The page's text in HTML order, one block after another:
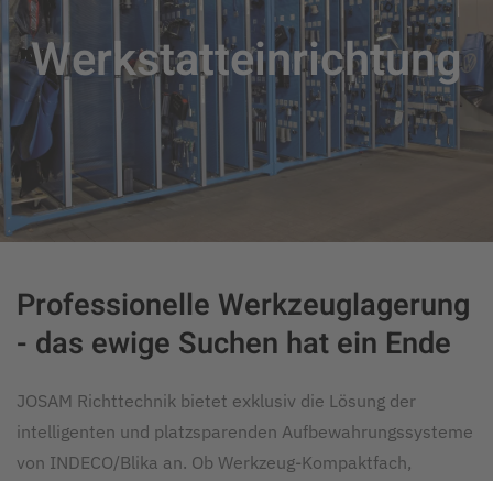
Werkstatteinrichtung
Professionelle Werkzeuglagerung
- das ewige Suchen hat ein Ende
JOSAM Richttechnik bietet exklusiv die Lösung der
intelligenten und platzsparenden Aufbewahrungssysteme
von INDECO/Blika an. Ob Werkzeug-Kompaktfach,